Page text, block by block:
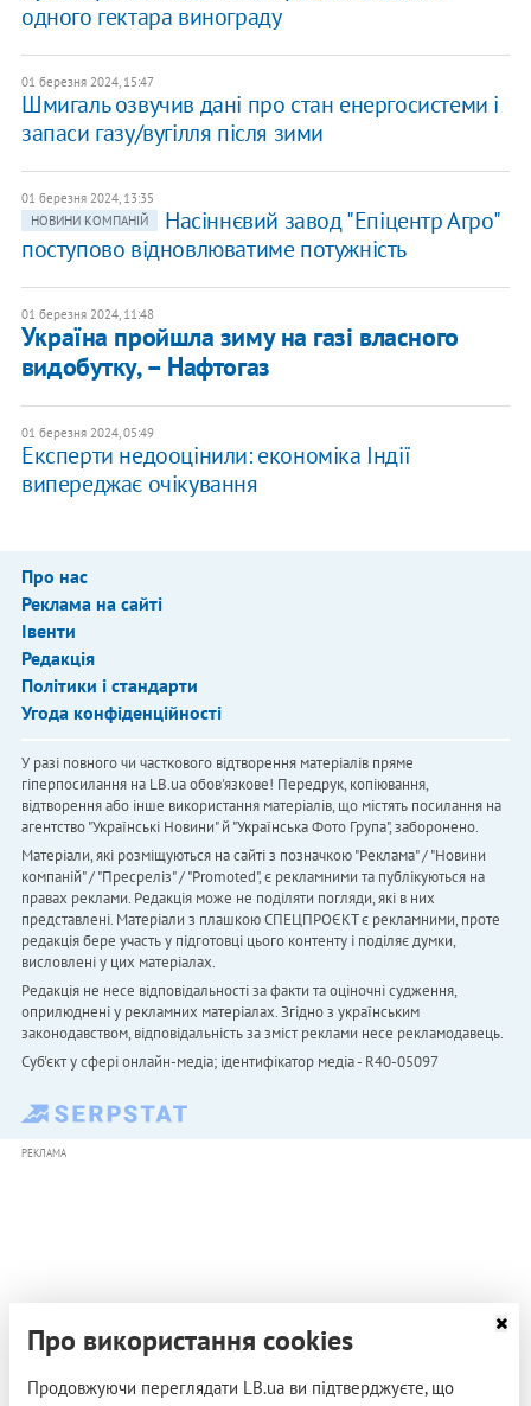
одного гектара винограду
01 березня 2024, 15:47
Шмигаль озвучив дані про стан енергосистеми і
запаси газу/вугілля після зими
01 березня 2024, 13:35
НОВИНИ КОМПАНІЙ
Насіннєвий завод "Епіцентр Агро"
поступово відновлюватиме потужність
01 березня 2024, 11:48
Україна пройшла зиму на газі власного
видобутку, – Нафтогаз
01 березня 2024, 05:49
Експерти недооцінили: економіка Індії
випереджає очікування
Про нас
Реклама на сайті
Івенти
Редакція
Політики і стандарти
Угода конфіденційності
У разі повного чи часткового відтворення матеріалів пряме
гіперпосилання на LB.ua обов'язкове! Передрук, копіювання,
відтворення або інше використання матеріалів, що містять посилання на
агентство "Українськi Новини" й "Українська Фото Група", заборонено.
Матеріали, які розміщуються на сайті з позначкою "Реклама" / "Новини
компаній" / "Пресреліз" / "Promoted", є рекламними та публікуються на
правах реклами. Редакція може не поділяти погляди, які в них
представлені. Матеріали з плашкою СПЕЦПРОЄКТ є рекламними, проте
редакція бере участь у підготовці цього контенту і поділяє думки,
висловлені у цих матеріалах.
Редакція не несе відповідальності за факти та оціночні судження,
оприлюднені у рекламних матеріалах. Згідно з українським
законодавством, відповідальність за зміст реклами несе рекламодавець.
Cуб'єкт у сфері онлайн-медіа; ідентифікатор медіа - R40-05097
РЕКЛАМА
Про використання cookies
Продовжуючи переглядати LB.ua ви підтверджуєте, що